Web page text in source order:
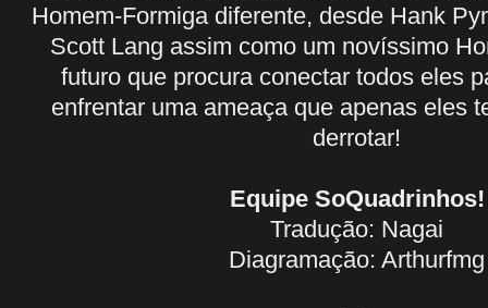
Homem-Formiga diferente, desde Hank
Scott Lang assim como um novíssimo
futuro que procura conectar todos eles
enfrentar uma ameaça que apenas eles
derrotar!
Equipe SoQuadrinhos!
Tradução: Nagai
Diagramação: Arthurfmg